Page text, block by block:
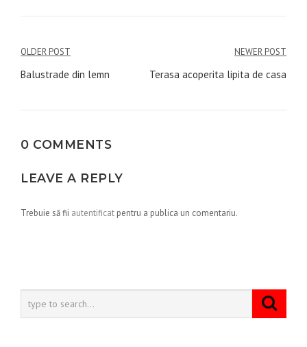
Navigare
în
OLDER POST
Balustrade din lemn
NEWER POST
Terasa acoperita lipita de casa
0 COMMENTS
LEAVE A REPLY
Trebuie să fii autentificat pentru a publica un comentariu.